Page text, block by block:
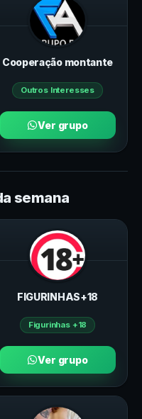
Cooperação montante
Outros Interesses
Ver grupo
semana
FIGURINHAS+18
Figurinhas +18
Ver grupo